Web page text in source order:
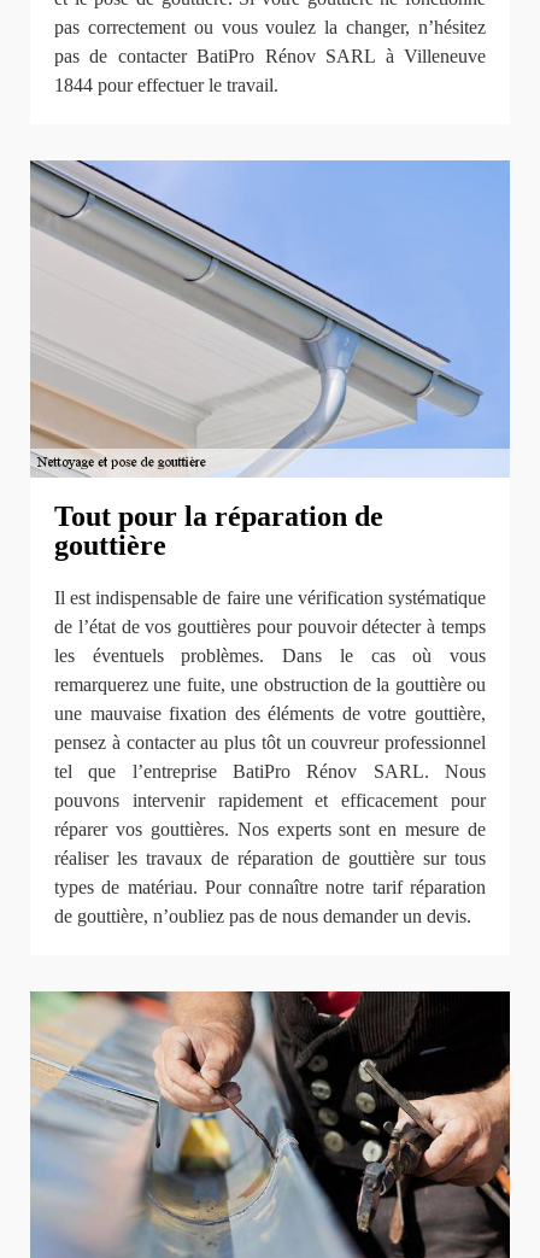
pas correctement ou vous voulez la changer, n’hésitez
pas de contacter BatiPro Rénov SARL à Villeneuve
1844 pour effectuer le travail.
Tout pour la réparation de
gouttière
Il est indispensable de faire une vérification systématique
de l’état de vos gouttières pour pouvoir détecter à temps
les éventuels problèmes. Dans le cas où vous
remarquerez une fuite, une obstruction de la gouttière ou
une mauvaise fixation des éléments de votre gouttière,
pensez à contacter au plus tôt un couvreur professionnel
tel que l’entreprise BatiPro Rénov SARL. Nous
pouvons intervenir rapidement et efficacement pour
réparer vos gouttières. Nos experts sont en mesure de
réaliser les travaux de réparation de gouttière sur tous
types de matériau. Pour connaître notre tarif réparation
de gouttière, n’oubliez pas de nous demander un devis.